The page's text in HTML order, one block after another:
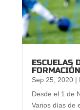
ESCUELAS
Sep 25, 2020|
Desde el 1 de
Varios días de